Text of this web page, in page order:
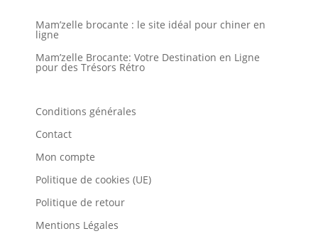
Mam’zelle brocante : le site idéal pour chiner en
ligne
Mam’zelle Brocante: Votre Destination en Ligne
pour des Trésors Rétro
Conditions générales
Contact
Mon compte
Politique de cookies (UE)
Politique de retour
Mentions Légales